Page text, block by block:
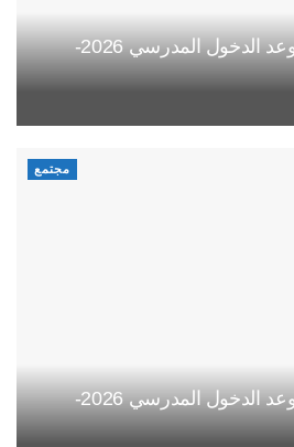
وزارة التربية تحسم موعد الدخول المدرسي 2026-
مجتمع
وزارة التربية تحسم موعد الدخول المدرسي 2026-